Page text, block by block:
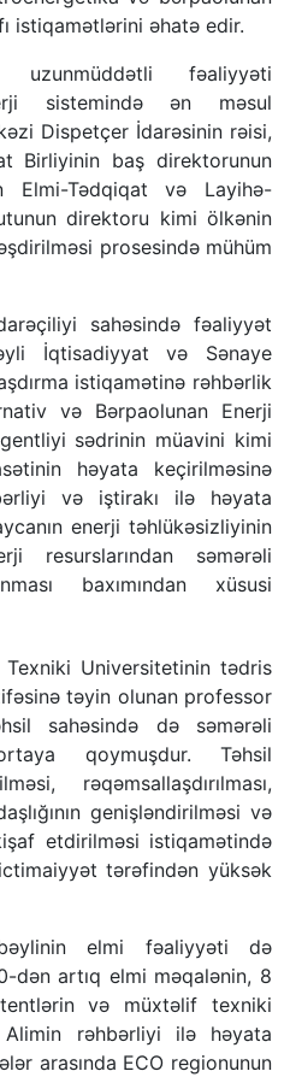
istiqamətlərini əhatə edir.
uzunmüddətli fəaliyyəti
sistemində ən məsul
Dispetçer İdarəsinin rəisi,
Birliyinin baş direktorunun
Elmi-Tədqiqat və Layihə-
direktoru kimi ölkənin
prosesində mühüm
sahəsində fəaliyyət
İqtisadiyyat və Sənaye
istiqamətinə rəhbərlik
və Bərpaolunan Enerji
sədrinin müavini kimi
həyata keçirilməsinə
və iştirakı ilə həyata
enerji təhlükəsizliyinin
resurslarından səmərəli
baxımından xüsusi
Universitetinin tədris
təyin olunan professor
sahəsində də səmərəli
qoymuşdur. Təhsil
rəqəmsallaşdırılması,
genişləndirilməsi və
etdirilməsi istiqamətində
tərəfindən yüksək
elmi fəaliyyəti də
dən artıq elmi məqalənin, 8
və müxtəlif texniki
Alimin rəhbərliyi ilə həyata
arasında ECO regionunun